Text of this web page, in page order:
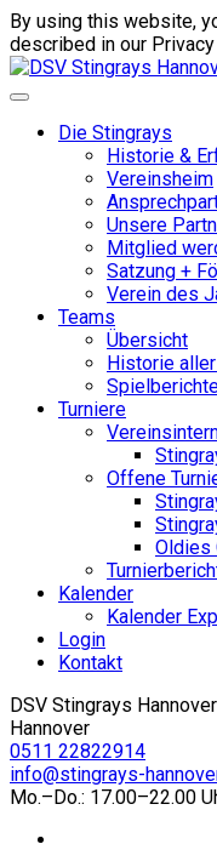
By using this website,
described in our
Die Stingrays
Historie &
Vereinsheim
Unsere
Mitglied
Satzung +
Verein des
Teams
Übersicht
Historie
Turniere
Offene
Oldies
Kalender
Kalender
Login
Kontakt
DSV Stingrays
Hannover
0511 22822914
info@stingrays-
Mo.–Do.: 17.00–22.00